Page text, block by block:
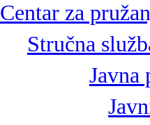
Centar za
Stručna
Javna